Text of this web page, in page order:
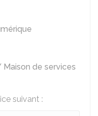
de services
suivant :